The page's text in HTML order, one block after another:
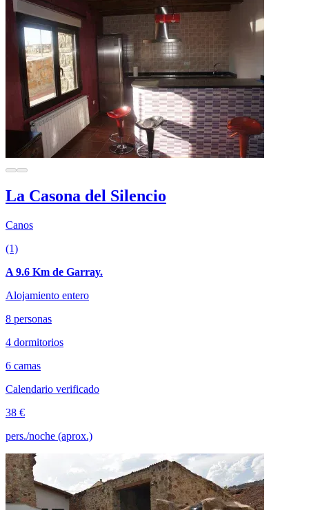
La Casona del Silencio
Canos
(1)
A 9.6 Km de Garray.
Alojamiento entero
8 personas
4 dormitorios
6 camas
Calendario verificado
38 €
pers./noche (aprox.)